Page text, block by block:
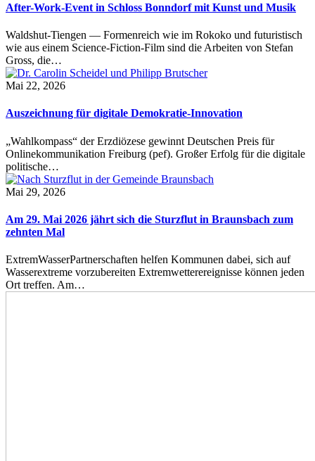
After-Work-Event in Schloss Bonndorf mit Kunst und Musik
Waldshut-Tiengen — Formenreich wie im Rokoko und futuristisch
wie aus einem Science-Fiction-Film sind die Arbeiten von Stefan
Gross, die…
Mai 22, 2026
Auszeichnung für digitale Demokratie-Innovation
„Wahlkompass“ der Erzdiözese gewinnt Deutschen Preis für
Onlinekommunikation Freiburg (pef). Großer Erfolg für die digitale
politische…
Mai 29, 2026
Am 29. Mai 2026 jährt sich die Sturzflut in Braunsbach zum
zehnten Mal
ExtremWasserPartnerschaften helfen Kommunen dabei, sich auf
Wasserextreme vorzubereiten Extremwetterereignisse können jeden
Ort treffen. Am…